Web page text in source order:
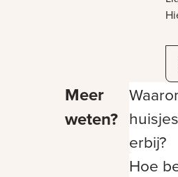
Meer
weten?
erbij?
Hoe